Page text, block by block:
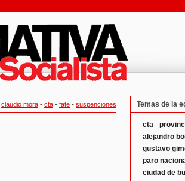
claudio mora • cta • fate • suspenciones Temas de la
cta
alejandro
gustavo
paro
ciudad de